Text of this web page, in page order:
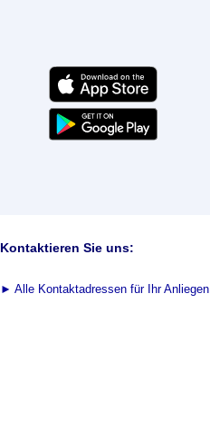
Kontaktieren Sie uns:
► Alle Kontaktadressen für Ihr Anliegen